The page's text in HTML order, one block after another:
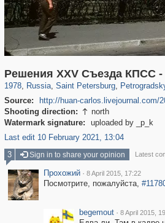
Решения XXV Съезда КПСС -
1978, Russia
1,406,272 29,243
, Saint Petersburg
197,118 5,709
,
22,955
Source:
http://huan-carlos.livejournal.com/
Shooting direction:  north
Watermark signature:
uploaded by _p_k
Last edit 10 February 2021, 13:04
3 Sign in to share your opinion Latest
Прохожий · 8 April 2015, 17:22
Посмотрите, пожалуйста,
begemout · 8 April 2015,